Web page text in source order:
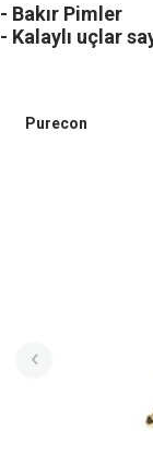
- Bakır Pimler
- Kalaylı uçlar
Purecon